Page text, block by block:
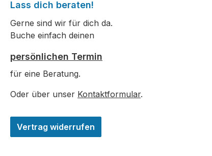
Lass dich beraten!
Gerne sind wir für dich da.
Buche einfach deinen
persönlichen Termin
für eine Beratung.
Oder über unser Kontaktformular.
Vertrag widerrufen